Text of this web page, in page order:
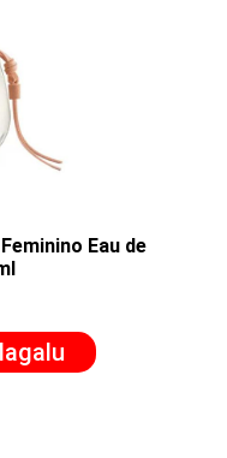
Eau de